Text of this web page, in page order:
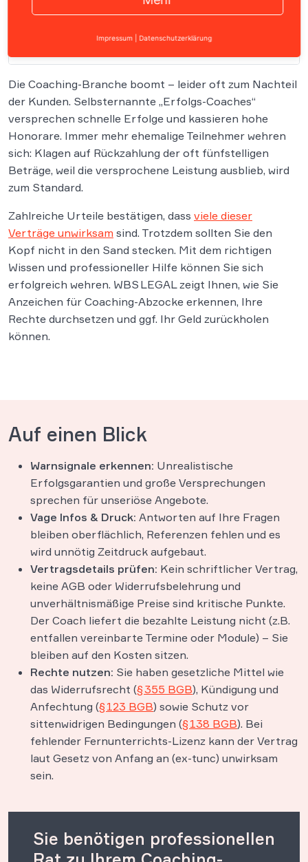
Die Coaching-Branche boomt – leider oft zum Nachteil
der Kunden. Selbsternannte „Erfolgs-Coaches“
versprechen schnelle Erfolge und kassieren hohe
Honorare. Immer mehr ehemalige Teilnehmer wehren
sich: Klagen auf Rückzahlung der oft fünfstelligen
Beträge, weil die versprochene Leistung ausblieb, wird
zum Standard.
Zahlreiche Urteile bestätigen, dass viele dieser
Verträge unwirksam sind. Trotzdem sollten Sie den
Kopf nicht in den Sand stecken. Mit dem richtigen
Wissen und professioneller Hilfe können Sie sich
erfolgreich wehren. WBS LEGAL zeigt Ihnen, wie Sie
Anzeichen für Coaching-Abzocke erkennen, Ihre
Rechte durchsetzen und ggf. Ihr Geld zurückholen
können​.
Auf einen Blick
Warnsignale erkennen: Unrealistische
Erfolgsgarantien und große Versprechungen
sprechen für unseriöse Angebote​.
Vage Infos & Druck: Antworten auf Ihre Fragen
bleiben oberflächlich, Referenzen fehlen und es
wird unnötig Zeitdruck aufgebaut​.
Vertragsdetails prüfen: Kein schriftlicher Vertrag,
keine AGB oder Widerrufsbelehrung und
unverhältnismäßige Preise sind kritische Punkte​.
Der Coach liefert die bezahlte Leistung nicht (z.B.
entfallen vereinbarte Termine oder Module) – Sie
bleiben auf den Kosten sitzen.
Rechte nutzen: Sie haben gesetzliche Mittel wie
das Widerrufsrecht (§ 355 BGB), Kündigung und
Anfechtung (§ 123 BGB) sowie Schutz vor
sittenwidrigen Bedingungen (§ 138 BGB)​. Bei
fehlender Fernunterrichts-Lizenz kann der Vertrag
laut Gesetz von Anfang an (ex-tunc) unwirksam
sein​.
Sie benötigen professionellen
Impressum Datenschutzerklärung